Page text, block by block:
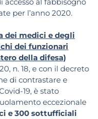
per l’anno 2020.
dei medici e degli
dei funzionari
della difesa)
n. 18, e con il decreto
di contrastare e
19, è stato
eccezionale
e 300 sottufficiali